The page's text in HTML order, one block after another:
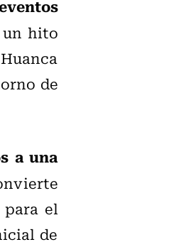
un hito
de
a una
el
de